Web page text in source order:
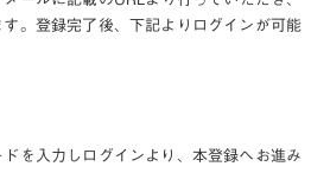
。登録完了後、下記よりログインが可能
を入力しログインより、本登録へお進み